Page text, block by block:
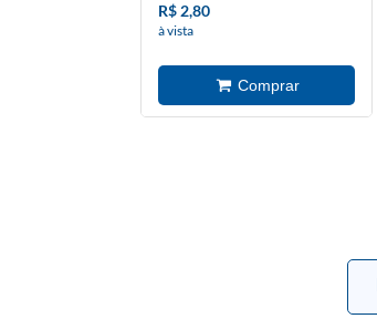
R$ 2,80
à vista